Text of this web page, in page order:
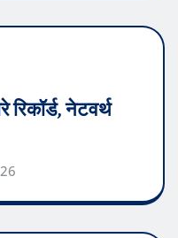
नेटवर्थ